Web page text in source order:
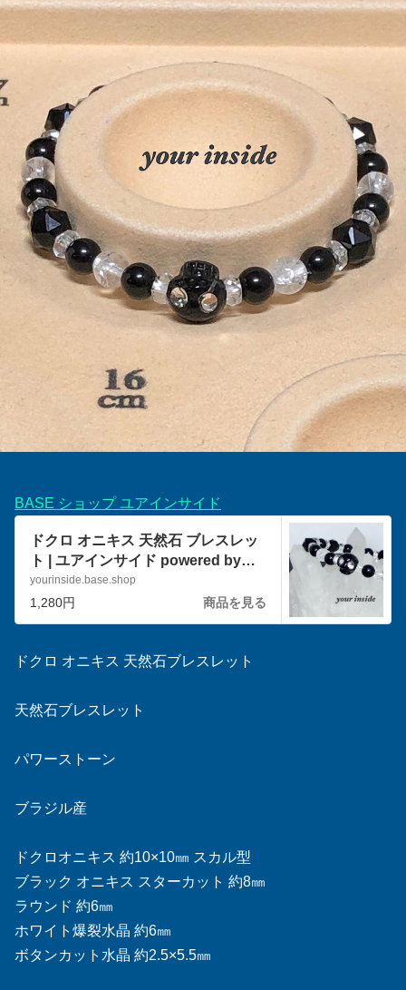
BASE ショップ ユアインサイド
ドクロ オニキス 天然石 ブレスレッ
ト | ユアインサイド powered by
BASE
yourinside.base.shop
1,280円 商品を見る
ドクロ オニキス 天然石ブレスレット
天然石ブレスレット
パワーストーン
ブラジル産
ドクロオニキス 約10×10㎜ スカル型
ブラック オニキス スターカット 約8㎜
ラウンド 約6㎜
ホワイト爆裂水晶 約6㎜
ボタンカット水晶 約2.5×5.5㎜